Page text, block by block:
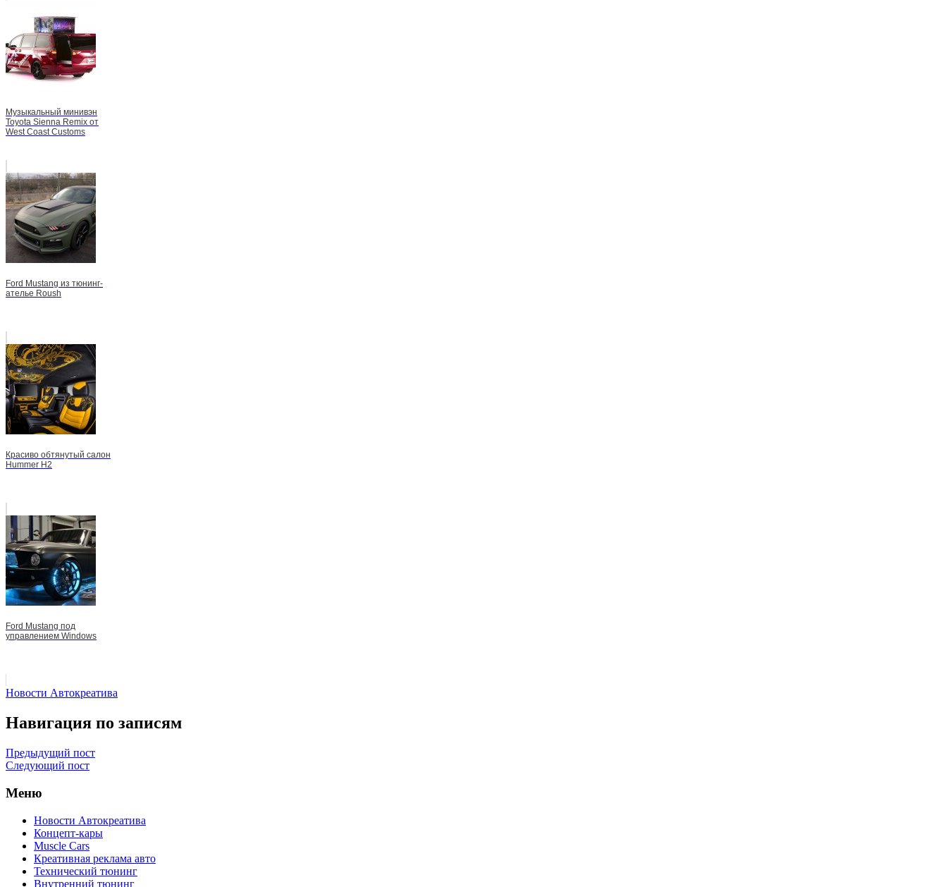
Музыкальный минивэн
Toyota Sienna Remix от
West Coast Customs
Ford Mustang из тюнинг-
ателье Roush
Красиво обтянутый салон
Hummer H2
Ford Mustang под
управлением Windows
Новости Автокреатива
Навигация по записям
Предыдущий пост
Следующий пост
Меню
Новости Автокреатива
Концепт-кары
Muscle Cars
Креативная реклама авто
Технический тюнинг
Внутренний тюнинг